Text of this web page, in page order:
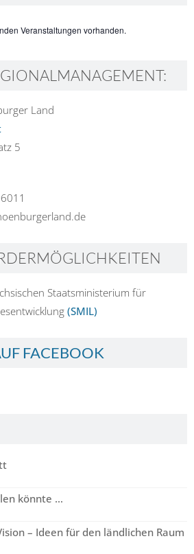
Veranstaltungen vorhanden.
Land
5
Staatsministerium für
(SMIL)
FACEBOOK
könnte …
– Ideen für den ländlichen Raum